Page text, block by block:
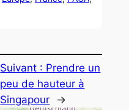
Suivant : Prendre un
peu de hauteur à
Singapour
→